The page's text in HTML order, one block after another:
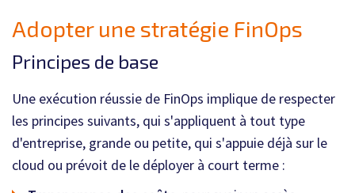
Adopter une stratégie FinOps
Principes de base
Une exécution réussie de FinOps implique de respecter
les principes suivants, qui s'appliquent à tout type
d'entreprise, grande ou petite, qui s'appuie déjà sur le
cloud ou prévoit de le déployer à court terme :